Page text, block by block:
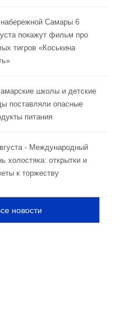
Самары 6
покажут фильм про
тигров «Коськина
школы и детские
поставляли опасные
питания
- Международный
холостяка: открытки и
к торжеству
новости